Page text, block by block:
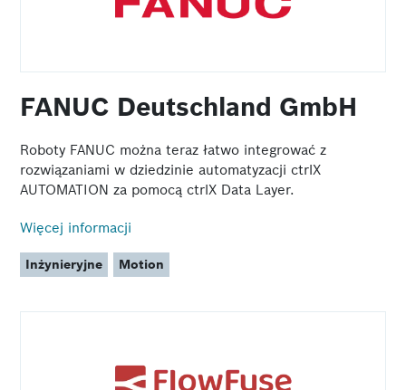
FANUC Deutschland GmbH
Roboty FANUC można teraz łatwo integrować z
rozwiązaniami w dziedzinie automatyzacji ctrlX
AUTOMATION za pomocą ctrlX Data Layer.
Więcej informacji
Inżynieryjne Motion